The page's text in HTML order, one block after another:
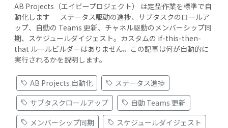
AB Projects（エイビープロジェクト） は定型作業を標準で自
動化します — ステータス駆動の進捗、サブタスクのロールア
ップ、自動の Teams 更新、チャネル駆動のメンバーシップ同
期、スケジュールダイジェスト。カスタムの if-this-then-
that ルールビルダーはありません。この記事は何が自動的に
実行されるかを説明します。
AB Projects 自動化
ステータス進捗
サブタスクロールアップ
自動 Teams 更新
メンバーシップ同期
スケジュールダイジェスト